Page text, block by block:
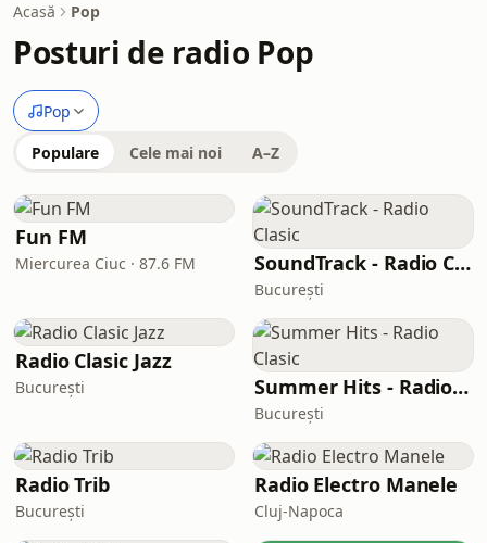
Acasă Pop
Posturi de radio Pop
Pop
Populare Cele mai noi A–Z
Fun FM
Miercurea Ciuc · 87.6 FM SoundTrack - Radio Clasic
București
Radio Clasic Jazz
București Summer Hits - Radio Clasic
București
Radio Trib
București
Radio Electro Manele
Cluj-Napoca